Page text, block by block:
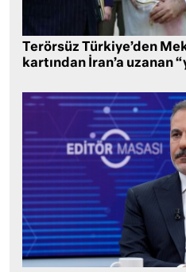
Terörsüz Türkiye’den
kartından İran’a uzanan